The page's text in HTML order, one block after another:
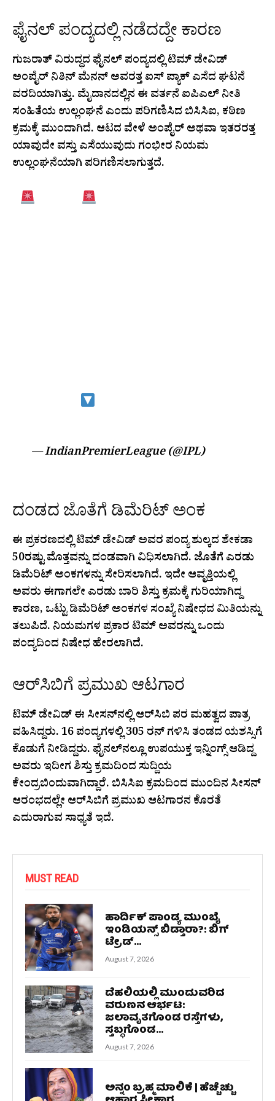
ಫೈನಲ್ ಪಂದ್ಯದಲ್ಲಿ ನಡೆದದ್ದೇ ಕಾರಣ
ಗುಜರಾತ್ ವಿರುದ್ಧದ ಫೈನಲ್ ಪಂದ್ಯದಲ್ಲಿ ಟಿಮ್ ಡೇವಿಡ್
ಅಂಪೈರ್ ನಿತಿನ್ ಮೆನನ್ ಅವರತ್ತ ಐಸ್ ಪ್ಯಾಕ್ ಎಸೆದ ಘಟನೆ
ವರದಿಯಾಗಿತ್ತು. ಮೈದಾನದಲ್ಲಿನ ಈ ವರ್ತನೆ ಐಪಿಎಲ್ ನೀತಿ
ಸಂಹಿತೆಯ ಉಲ್ಲಂಘನೆ ಎಂದು ಪರಿಗಣಿಸಿದ ಬಿಸಿಸಿಐ, ಕಠಿಣ
ಕ್ರಮಕ್ಕೆ ಮುಂದಾಗಿದೆ. ಆಟದ ವೇಳೆ ಅಂಪೈರ್ ಅಥವಾ ಇತರರತ್ತ
ಯಾವುದೇ ವಸ್ತು ಎಸೆಯುವುದು ಗಂಭೀರ ನಿಯಮ
ಉಲ್ಲಂಘನೆಯಾಗಿ ಪರಿಗಣಿಸಲಾಗುತ್ತದೆ.
— IndianPremierLeague (@IPL)
ದಂಡದ ಜೊತೆಗೆ ಡಿಮೆರಿಟ್ ಅಂಕ
ಈ ಪ್ರಕರಣದಲ್ಲಿ ಟಿಮ್ ಡೇವಿಡ್ ಅವರ ಪಂದ್ಯ ಶುಲ್ಕದ ಶೇಕಡಾ
50ರಷ್ಟು ಮೊತ್ತವನ್ನು ದಂಡವಾಗಿ ವಿಧಿಸಲಾಗಿದೆ. ಜೊತೆಗೆ ಎರಡು
ಡಿಮೆರಿಟ್ ಅಂಕಗಳನ್ನು ಸೇರಿಸಲಾಗಿದೆ. ಇದೇ ಆವೃತ್ತಿಯಲ್ಲಿ
ಅವರು ಈಗಾಗಲೇ ಎರಡು ಬಾರಿ ಶಿಸ್ತು ಕ್ರಮಕ್ಕೆ ಗುರಿಯಾಗಿದ್ದ
ಕಾರಣ, ಒಟ್ಟು ಡಿಮೆರಿಟ್ ಅಂಕಗಳ ಸಂಖ್ಯೆ ನಿಷೇಧದ ಮಿತಿಯನ್ನು
ತಲುಪಿದೆ. ನಿಯಮಗಳ ಪ್ರಕಾರ ಟಿಮ್ ಅವರನ್ನು ಒಂದು
ಪಂದ್ಯದಿಂದ ನಿಷೇಧ ಹೇರಲಾಗಿದೆ.
ಆರ್‌ಸಿಬಿಗೆ ಪ್ರಮುಖ ಆಟಗಾರ
ಟಿಮ್ ಡೇವಿಡ್ ಈ ಸೀಸನ್‌ನಲ್ಲಿ ಆರ್‌ಸಿಬಿ ಪರ ಮಹತ್ವದ ಪಾತ್ರ
ವಹಿಸಿದ್ದರು. 16 ಪಂದ್ಯಗಳಲ್ಲಿ 305 ರನ್ ಗಳಿಸಿ ತಂಡದ ಯಶಸ್ಸಿಗೆ
ಕೊಡುಗೆ ನೀಡಿದ್ದರು. ಫೈನಲ್‌ನಲ್ಲೂ ಉಪಯುಕ್ತ ಇನ್ನಿಂಗ್ಸ್ ಆಡಿದ್ದ
ಅವರು ಇದೀಗ ಶಿಸ್ತು ಕ್ರಮದಿಂದ ಸುದ್ದಿಯ
ಕೇಂದ್ರಬಿಂದುವಾಗಿದ್ದಾರೆ. ಬಿಸಿಸಿಐ ಕ್ರಮದಿಂದ ಮುಂದಿನ ಸೀಸನ್
ಆರಂಭದಲ್ಲೇ ಆರ್‌ಸಿಬಿಗೆ ಪ್ರಮುಖ ಆಟಗಾರನ ಕೊರತೆ
ಎದುರಾಗುವ ಸಾಧ್ಯತೆ ಇದೆ.
MUST READ
ಹಾರ್ದಿಕ್ ಪಾಂಡ್ಯ ಮುಂಬೈ
ಇಂಡಿಯನ್ಸ್ ಬಿಡ್ತಾರಾ?: ಬಿಗ್
ಟ್ರೇಡ್...
August 7, 2026
ದೆಹಲಿಯಲ್ಲಿ ಮುಂದುವರಿದ
ವರುಣನ ಆರ್ಭಟ:
ಜಲಾವೃತಗೊಂಡ ರಸ್ತೆಗಳು,
ಸ್ತಬ್ಧಗೊಂಡ...
August 7, 2026
ಅನ್ನಂ ಬ್ರಹ್ಮ ಮಾಲಿಕೆ | ಹೆಚ್ಚೆಚ್ಚು